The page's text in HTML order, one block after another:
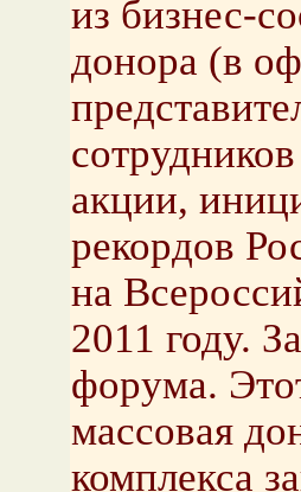
из бизнес-
донора (в
акции,
рекордов
на
2011 году.
форума.
массовая
комплекса